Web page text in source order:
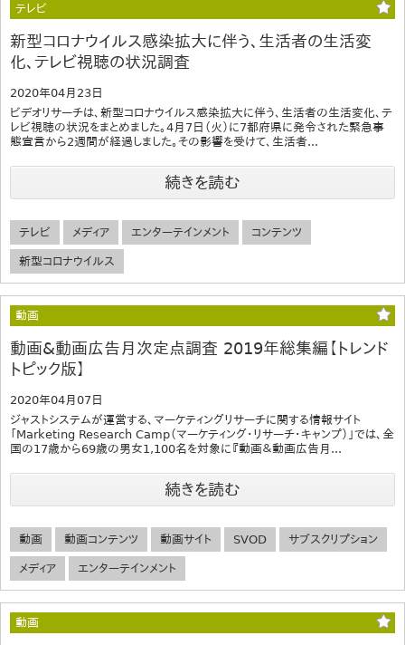
テレビ
新型コロナウイルス感染拡大に伴う、生活者の生活変
化、テレビ視聴の状況調査
2020年04月23日
ビデオリサーチは、新型コロナウイルス感染拡大に伴う、生活者の生活変化、テ
レビ視聴の状況をまとめました。4月7日（火）に7都府県に発令された緊急事
態宣言から2週間が経過しました。その影響を受けて、生活者...
続きを読む
テレビ メディア エンターテインメント コンテンツ
新型コロナウイルス
動画
動画&動画広告月次定点調査 2019年総集編【トレンド
トピック版】
2020年04月07日
ジャストシステムが運営する、マーケティングリサーチに関する情報サイト
「Marketing Research Camp（マーケティング・リサーチ・キャンプ）」では、全
国の17歳から69歳の男女1,100名を対象に『動画＆動画広告月...
続きを読む
動画 動画コンテンツ 動画サイト SVOD サブスクリプション
メディア エンターテインメント
動画